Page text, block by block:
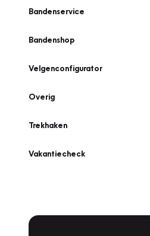
Bandenservice
Bandenshop
Velgenconfigurator
Overig
Trekhaken
Vakantiecheck